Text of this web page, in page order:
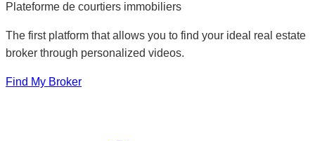
Plateforme de courtiers immobiliers
The first platform that allows you to find your ideal real estate
broker through personalized videos.
Find My Broker